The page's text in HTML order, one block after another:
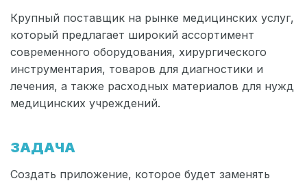
Крупный поставщик на рынке медицинских услуг,
который предлагает широкий ассортимент
современного оборудования, хирургического
инструментария, товаров для диагностики и
лечения, а также расходных материалов для нужд
медицинских учреждений.
ЗАДАЧА
Создать приложение, которое будет заменять